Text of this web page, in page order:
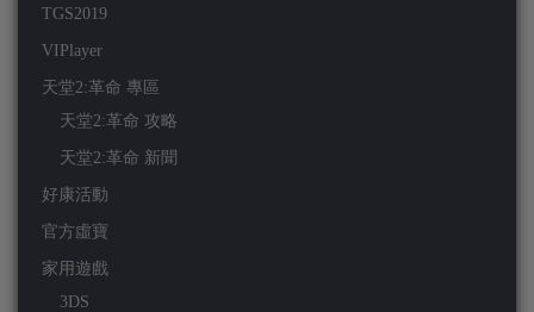
TGS2019
VIPlayer
天堂2:革命 專區
天堂2:革命 攻略
天堂2:革命 新聞
好康活動
官方虛寶
家用遊戲
3DS